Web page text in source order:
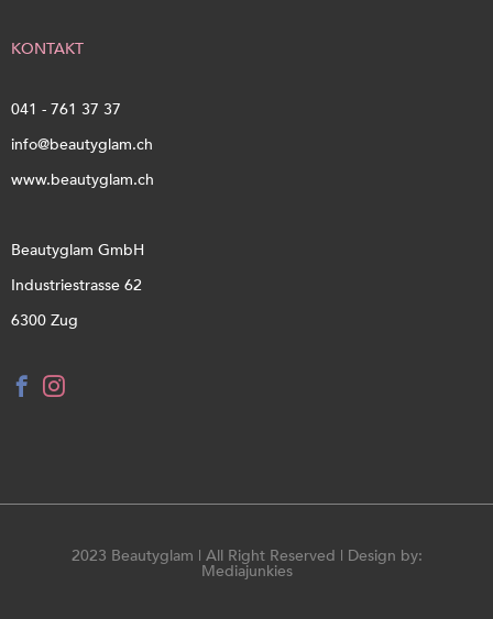
KONTAKT
041 - 761 37 37
info@beautyglam.ch
www.beautyglam.ch
Beautyglam GmbH
Industriestrasse 62
6300 Zug
2023 Beautyglam | All Right Reserved | Design by:
Mediajunkies